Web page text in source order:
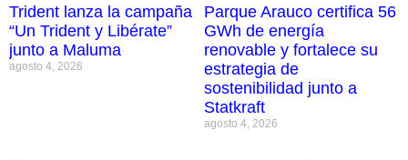
Trident lanza la campaña
“Un Trident y Libérate”
junto a Maluma
agosto 4, 2026
Parque Arauco certifica 56
GWh de energía
renovable y fortalece su
estrategia de
sostenibilidad junto a
Statkraft
agosto 4, 2026